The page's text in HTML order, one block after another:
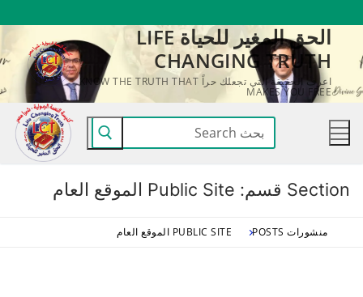
المحتوى
الحق المغير للحياة LIFE
CHANGING TRUTH
اعرف الحقيقة التي تجعلك حراً KNOW THE TRUTH THAT
MAKES YOU FREE
البحث
عن:
Section قسم: Public Site الموقع العام
منشورات POSTS PUBLIC SITE الموقع العام